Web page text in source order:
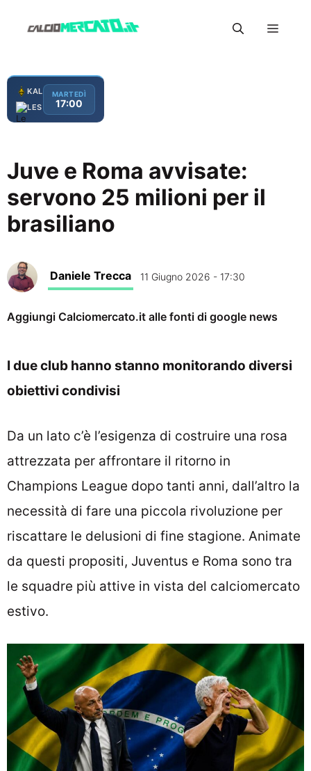
Menu
KAL
LES
MARTEDÌ
17:00
Juve e Roma avvisate:
servono 25 milioni per il
brasiliano
Daniele Trecca 11 Giugno 2026 - 17:30
Aggiungi Calciomercato.it alle fonti di google news
I due club hanno stanno monitorando diversi
obiettivi condivisi
Da un lato c’è l’esigenza di costruire una rosa
attrezzata per affrontare il ritorno in
Champions League dopo tanti anni, dall’altro la
necessità di fare una piccola rivoluzione per
riscattare le delusioni di fine stagione. Animate
da questi propositi, Juventus e Roma sono tra
le squadre più attive in vista del calciomercato
estivo.